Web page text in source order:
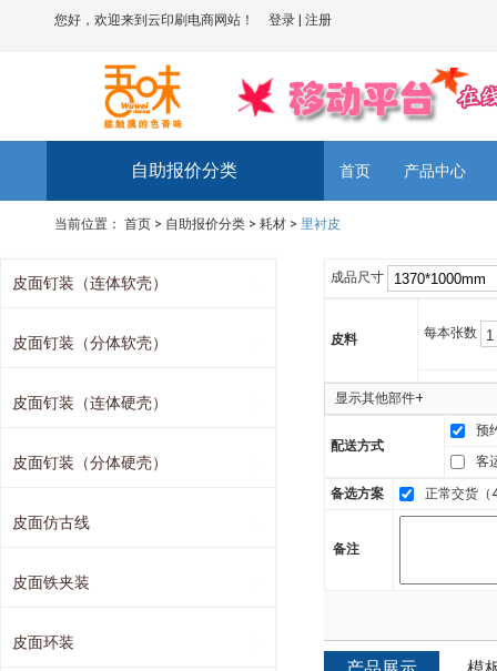
您好，欢迎来到云印刷电商网站！ 登录 注册
自助报价分类 首页 产品中心
当前位置： 首页 > 自助报价分类 > 耗材 > 里衬皮
皮面钉装（连体软壳）
皮面钉装（分体软壳）
皮面钉装（连体硬壳）
皮面钉装（分体硬壳）
皮面仿古线
皮面铁夹装
皮面环装
成品尺寸
皮料 每本张数
显示其他部件+
配送方式
预
客
备选方案 正常交货（
备注